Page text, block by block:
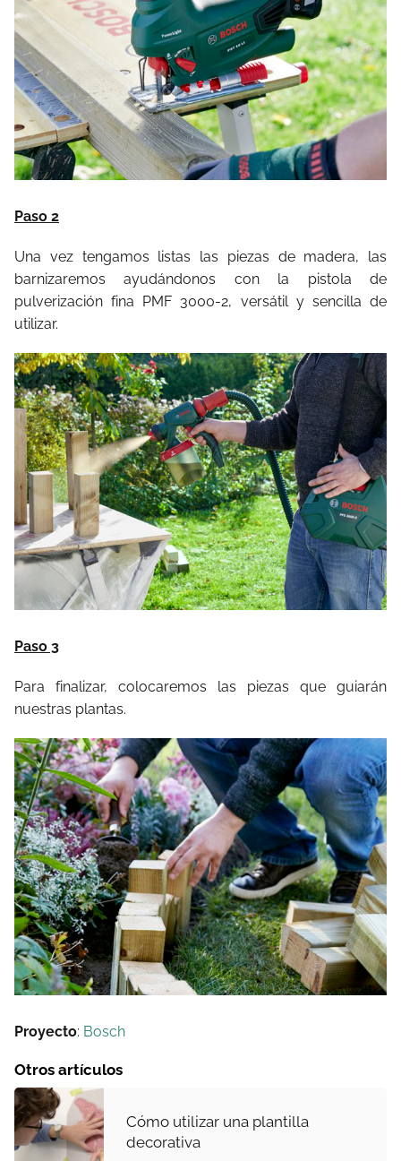
Paso 2
Una vez tengamos listas las piezas de madera, las
barnizaremos ayudándonos con la pistola de
pulverización fina PMF 3000-2, versátil y sencilla de
utilizar.
Paso 3
Para finalizar, colocaremos las piezas que guiarán
nuestras plantas.
Proyecto: Bosch
Otros artículos
Cómo utilizar una plantilla
decorativa